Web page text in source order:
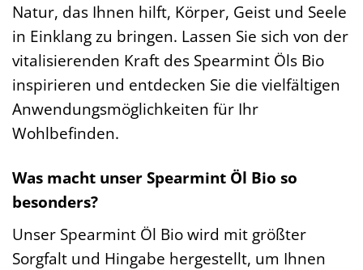
Natur, das Ihnen hilft, Körper, Geist und Seele
in Einklang zu bringen. Lassen Sie sich von der
vitalisierenden Kraft des Spearmint Öls Bio
inspirieren und entdecken Sie die vielfältigen
Anwendungsmöglichkeiten für Ihr
Wohlbefinden.
Was macht unser Spearmint Öl Bio so
besonders?
Unser Spearmint Öl Bio wird mit größter
Sorgfalt und Hingabe hergestellt, um Ihnen